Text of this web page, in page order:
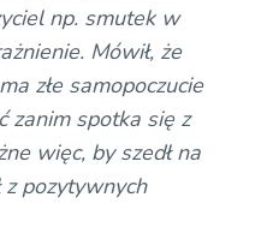
np. smutek w
Mówił, że
złe samopoczucie
zanim spotka się z
więc, by szedł na
pozytywnych